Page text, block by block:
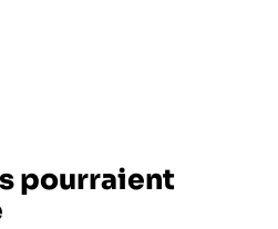
pourraient